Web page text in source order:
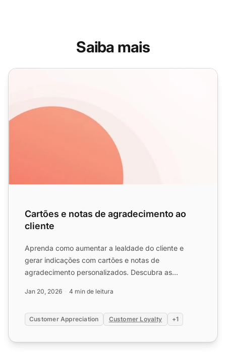
Saiba mais
Cartões e notas de agradecimento ao cliente
Cartões e notas de agradecimento ao
cliente
Aprenda como aumentar a lealdade do cliente e
gerar indicações com cartões e notas de
agradecimento personalizados. Descubra as
Jan 20, 2026 4 min de leitura
Customer Appreciation Customer Loyalty +1